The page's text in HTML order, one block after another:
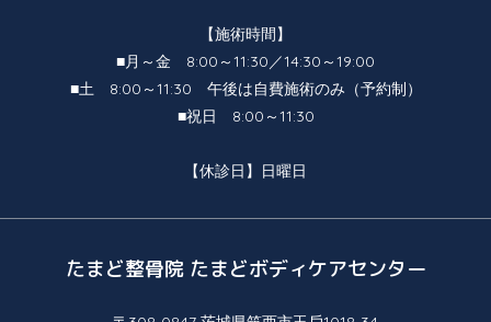
【施術時間】
■月～金 8:00～11:30／14:30～19:00
■土 8:00～11:30 午後は自費施術のみ（予約制）
■祝日 8:00～11:30
【休診日】日曜日
たまど整骨院 たまどボディケアセンター